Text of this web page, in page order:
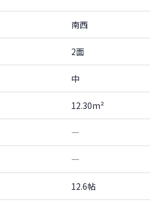
南西
2面
中
12.30m²
―
―
12.6帖